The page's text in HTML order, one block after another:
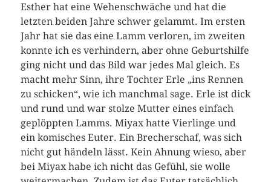
Esther hat eine Wehenschwäche und hat die
letzten beiden Jahre schwer gelammt. Im ersten
Jahr hat sie das eine Lamm verloren, im zweiten
konnte ich es verhindern, aber ohne Geburtshilfe
ging nicht und das Bild war jedes Mal gleich. Es
macht mehr Sinn, ihre Tochter Erle „ins Rennen
zu schicken“, wie ich manchmal sage. Erle ist dick
und rund und war stolze Mutter eines einfach
geplöppten Lamms. Miyax hatte Vierlinge und
ein komisches Euter. Ein Brecherschaf, was sich
nicht gut händeln lässt. Kein Ahnung wieso, aber
bei Miyax habe ich nicht das Gefühl, sie wolle